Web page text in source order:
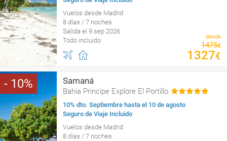
Vuelos desde Madrid
8 días / 7 noches
Salida el 9 sep 2026
Todo incluido
desde
1475€
1327€
10 Samaná
Bahia Principe Explore El Portillo
10% dto. Septiembre hasta el 10 de agosto
Seguro de Viaje Incluido
Vuelos desde Madrid
8 días / 7 noches